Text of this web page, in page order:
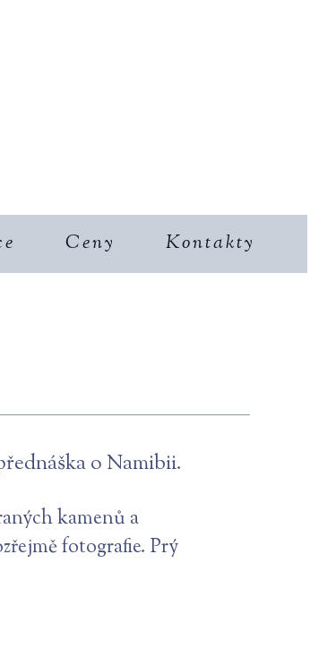
Ceny Kontakty
o Namibii.
kamenů a
fotografie. Prý